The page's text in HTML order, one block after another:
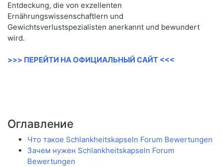
Entdeckung, die von exzellenten
Ernährungswissenschaftlern und
Gewichtsverlustspezialisten anerkannt und bewundert
wird.
>>> ПЕРЕЙТИ НА ОФИЦИАЛЬНЫЙ САЙТ <<<
Оглавление
Что такое Schlankheitskapseln Forum Bewertungen
Зачем нужен Schlankheitskapseln Forum
Bewertungen